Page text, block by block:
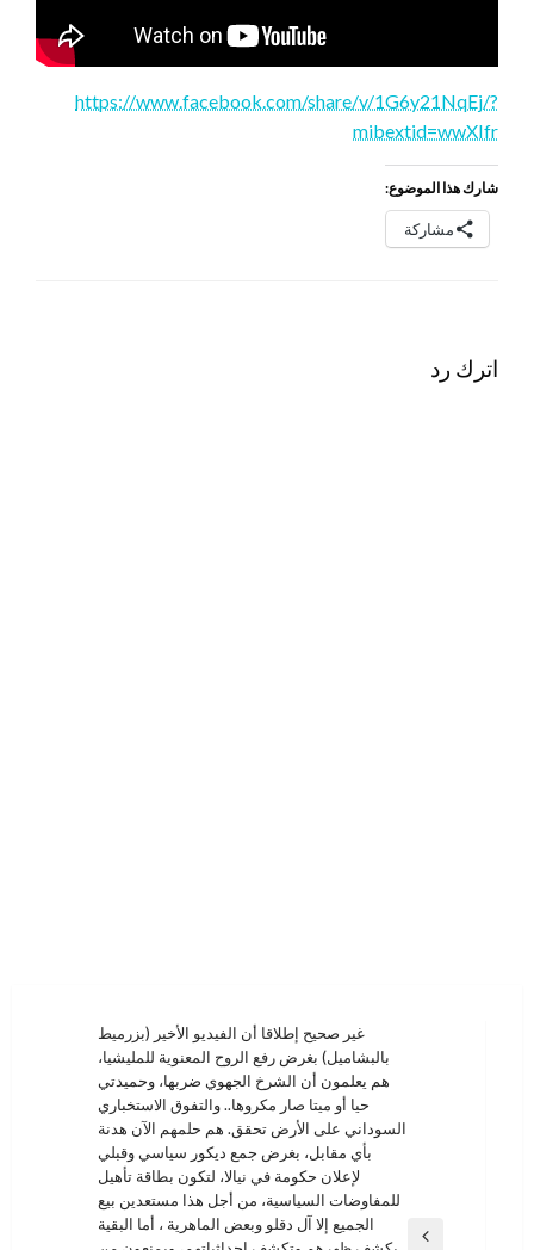
https://www.facebook.com/share/v/1G6y21NqEj/?
mibextid=wwXIfr
شارك هذا الموضوع:
مشاركة
اترك رد
المقالة
غير صحيح إطلاقا أن الفيديو الأخير (بزرميط
بالبشاميل) بغرض رفع الروح المعنوية للمليشيا،
هم يعلمون أن الشرخ الجهوي ضربها، وحميدتي
حيا أو ميتا صار مكروها.. والتفوق الاستخباري
السوداني على الأرض تحقق. هم حلمهم الآن هدنة
بأي مقابل، بغرض جمع ديكور سياسي وقبلي
لإعلان حكومة في نيالا، لتكون بطاقة تأهيل
للمفاوضات السياسية، من أجل هذا مستعدين بيع
الجميع إلا آل دقلو وبعض الماهرية ، أما البقية